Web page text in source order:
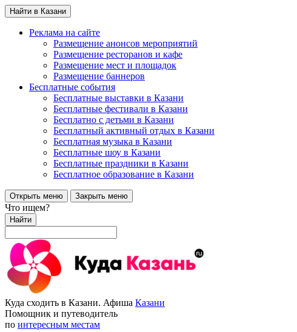
Найти в Казани
Реклама на сайте
Размещение анонсов мероприятий
Размещение ресторанов и кафе
Размещение мест и площадок
Размещение баннеров
Бесплатные события
Бесплатные выставки в Казани
Бесплатные фестивали в Казани
Бесплатно с детьми в Казани
Бесплатный активный отдых в Казани
Бесплатная музыка в Казани
Бесплатные шоу в Казани
Бесплатные праздники в Казани
Бесплатное образование в Казани
Открыть меню Закрыть меню
Что ищем?
Найти
Куда сходить в Казани. Афиша Казани
Помощник и путеводитель
по интересным местам